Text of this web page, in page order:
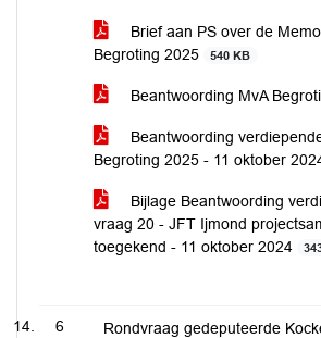
Brief aan PS over de
Begroting 2025
540 KB
Beantwoording MvA
Beantwoording
Begroting 2025 - 11 oktober
Bijlage Beantwoording
vraag 20 - JFT Ijmond
toegekend - 11 oktober 2024
6
Rondvraag gedeputeerde